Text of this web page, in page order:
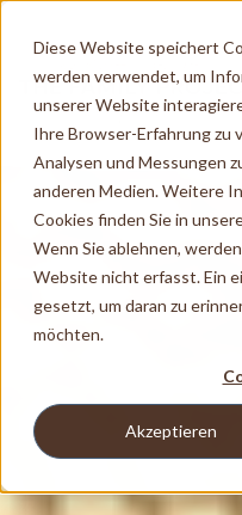
Diese Website speichert
werden verwendet, um
unserer Website
Ihre Browser-Erfahrung zu
Analysen und Messungen
anderen Medien. Weitere
Cookies finden Sie in
Wenn Sie ablehnen,
Website nicht erfasst. Ein
gesetzt, um daran zu
möchten.
Akzeptieren